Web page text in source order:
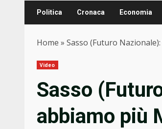
Politica Cronaca Economia
Home » Sasso (Futuro
Video
Sasso
abbiamo più